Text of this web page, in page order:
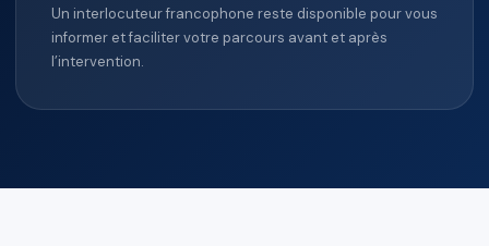
Un interlocuteur francophone reste disponible pour vous
informer et faciliter votre parcours avant et après
l’intervention.